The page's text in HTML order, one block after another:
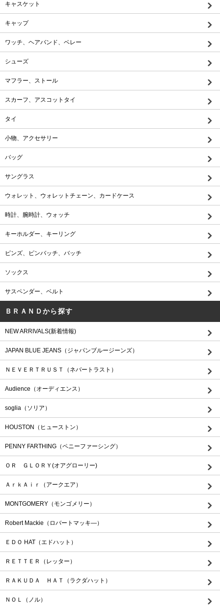
キャスケット
キャップ
ワッチ、ヘアバンド、ベレー
シューズ
マフラー、ストール
スカーフ、アスコットタイ
タイ
小物、アクセサリー
バッグ
サングラス
ウォレット、ウォレットチェーン、カードケース
時計、腕時計、ウォッチ
キーホルダー、キーリング
ピンズ、ピンバッチ、バッチ
ソックス
サスペンダー、ベルト
ＢＲＡＮＤから探す
NEW ARRIVALS(新着情報)
JAPAN BLUE JEANS（ジャパンブルージーンズ）
ＮＥＶＥＲＴＲＵＳＴ（ネバートラスト）
Audience（オーディエンス）
soglia（ソリア）
HOUSTON（ヒューストン）
PENNY FARTHING（ペニーファーシング）
ＯＲ ＧＬＯＲＹ(オアグローリー)
ＡｒｋＡｉｒ（アークエア）
MONTGOMERY（モンゴメリー）
Robert Mackie（ロバートマッキ―）
ＥＤＯ HAT（エドハット）
ＲＥＴＴＥＲ（レッター）
ＲＡＫＵＤＡ ＨＡＴ（ラクダハット）
ＮＯＬ（ノル）